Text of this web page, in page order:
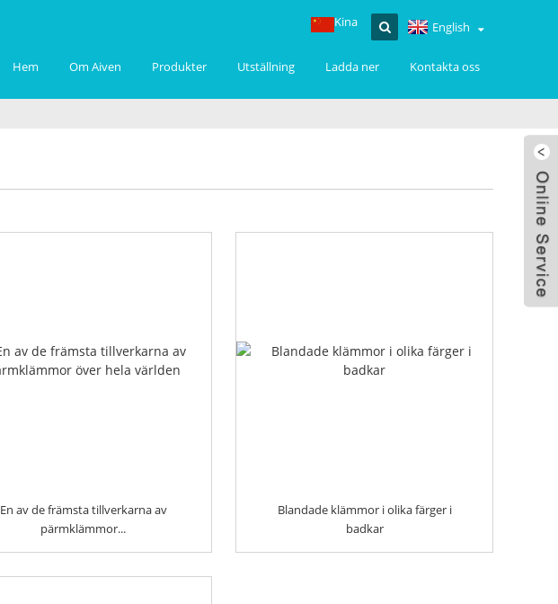
Hem Om Aiven Produkter Utställning Ladda ner Kontakta oss
English
Kina
En av de främsta tillverkarna av
pärmklämmor...
Blandade klämmor i olika färger i
badkar